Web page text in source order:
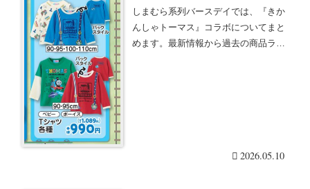
ン・再販まとめ！取扱店はど
こ？スイムグッズが2026/3/10
より新発売！
しまむら系列バースデイでは、『きか
んしゃトーマス』コラボについてまと
めます。最新情報から過去の商品ライ
2026.05.10